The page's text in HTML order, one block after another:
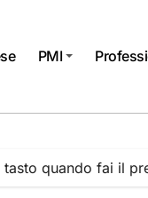
PMI
quando fai il